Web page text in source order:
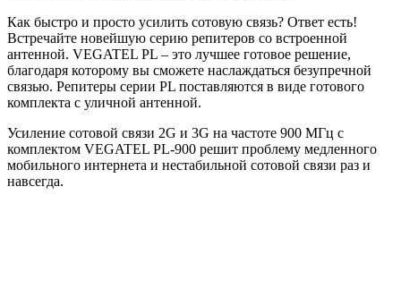
Как быстро и просто усилить сотовую связь? Ответ есть!
Встречайте новейшую серию репитеров со встроенной
антенной. VEGATEL PL – это лучшее готовое решение,
благодаря которому вы сможете наслаждаться безупречной
связью. Репитеры серии PL поставляются в виде готового
комплекта с уличной антенной.
Усиление сотовой связи 2G и 3G на частоте 900 МГц с
комплектом VEGATEL PL-900 решит проблему медленного
мобильного интернета и нестабильной сотовой связи раз и
навсегда.